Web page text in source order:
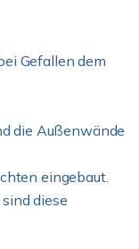
Gefallen dem
die Außenwände
eingebaut.
diese